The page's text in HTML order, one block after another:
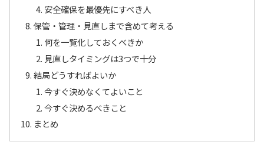
安全確保を最優先にすべき人
保管・管理・見直しまで含めて考える
何を一覧化しておくべきか
見直しタイミングは3つで十分
結局どうすればよいか
今すぐ決めなくてよいこと
今すぐ決めるべきこと
まとめ